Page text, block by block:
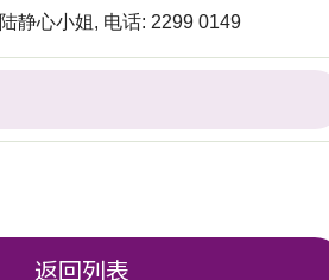
陆静心小姐, 电话: 2299 0149
返回列表